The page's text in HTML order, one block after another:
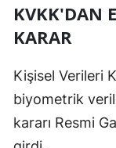
KVKK'DAN
KARAR
Kişisel Verileri
biyometrik
kararı Resmi